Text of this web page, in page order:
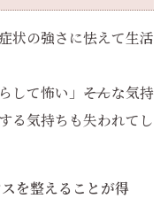
状の強さに怯えて生活
て怖い」――そんな気持
る気持ちも失われてし
を整えることが得